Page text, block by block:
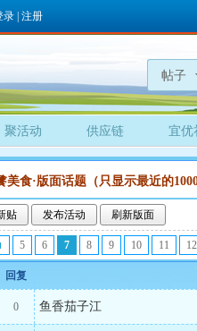
录 注册
帖子
聚活动 供应链 宜优
美食·版面话题（只显示最近的
贴 发布活动 刷新版面
5 6 7 8 9 10 11 12
回复
0 鱼香茄子江